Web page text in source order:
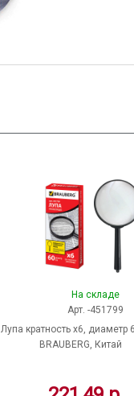
На складе
Арт. -451799
Лупа кратность х6, диаметр
BRAUBERG, Китай